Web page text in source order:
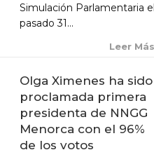
Simulación Parlamentaria el
pasado 31...
Leer Más
Olga Ximenes ha sido
proclamada primera
presidenta de NNGG
Menorca con el 96%
de los votos